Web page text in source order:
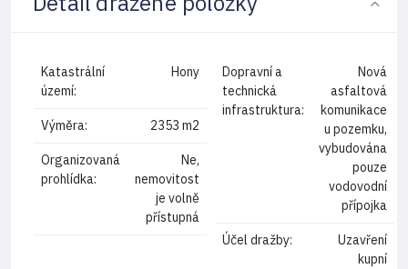
Katastrální
území:
Hony
Výměra: 2353 m2
Organizovaná
prohlídka:
Ne,
nemovitost
je volně
přístupná
Dopravní a
technická
infrastruktura:
Nová
asfaltová
komunikace
u pozemku,
vybudována
pouze
vodovodní
přípojka
Účel dražby:
Uzavření
kupní